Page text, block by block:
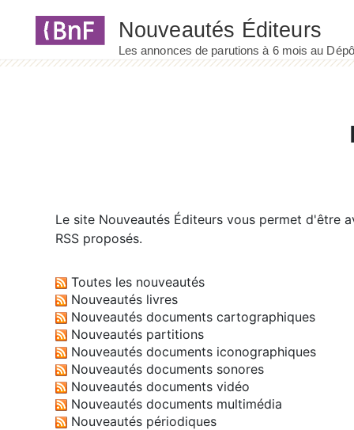
Le site Nouveautés Éditeurs vous permet d'être
RSS proposés.
Toutes les nouveautés
Nouveautés livres
Nouveautés documents cartographiques
Nouveautés partitions
Nouveautés documents iconographiques
Nouveautés documents sonores
Nouveautés documents vidéo
Nouveautés documents multimédia
Nouveautés périodiques